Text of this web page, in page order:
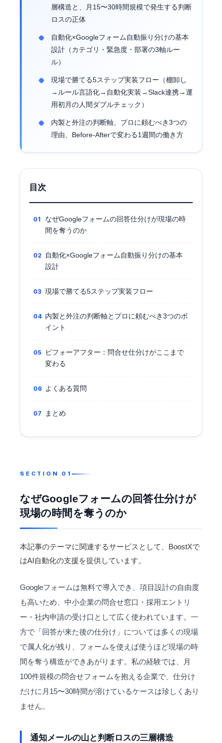
層構造と、月15〜30時間規模で発生する判断
ロスの正体
自動化×Googleフォーム自動振り分けの基本
設計（カテゴリ・緊急度・部署の3軸ルー
ル）
現場で勝てる5ステップ実装フロー（棚卸し
→ルール言語化→自動化実装→Slack連携→運
用初月の人間ダブルチェック）
内製と外注の判断軸、プロに頼むべき3つの
理由、Before-Afterで変わる1週間の働き方
目次
なぜGoogleフォームの回答仕分けが現場の時
間を奪うのか
自動化×Googleフォーム自動振り分けの基本
設計
現場で勝てる5ステップ実装フロー
内製と外注の判断軸とプロに頼むべき3つのポ
イント
ビフォーアフター：問合せ仕分けがここまで
変わる
よくある質問
まとめ
なぜGoogleフォームの回答仕分けが
現場の時間を奪うのか
本記事のテーマに関連するサービスとして、BoostXで
はAI自動化の支援を提供しています。
Googleフォームは無料で導入でき、項目設計の自由度
も高いため、中小企業の問合せ窓口・ 採用エントリ
ー・社内申請の受け口として広く使われています。一
方で「回答が来た後の仕分け」については多くの現場
で属人化が残り、フォームを使えば使うほど現場の時
間を奪う構造ができあがります。私の経験では、月
100件規模の問合せフォームを抱える企業で、仕分け
だけに月15〜30時間が溶けているケースは珍しくあり
ません。
通知メールの山と判断ロスの三層構造